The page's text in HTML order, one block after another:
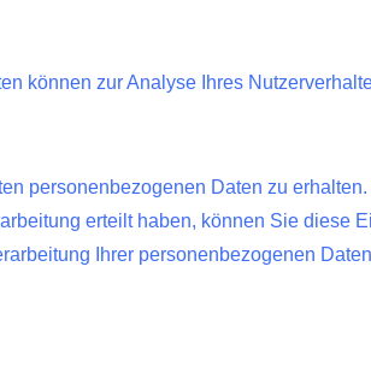
können zur Analyse Ihres
personenbezogenen Daten zu
erteilt haben, können Sie diese
Ihrer personenbezogenen